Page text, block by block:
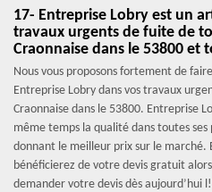
17- Entreprise Lobry est un
travaux urgents de fuite de
Craonnaise dans le 53800
Nous vous proposons fortement de
Entreprise Lobry dans vos travaux
Craonnaise dans le 53800. Entreprise
même temps la qualité dans toutes
donnant le meilleur prix sur le marché.
bénéficierez de votre devis gratuit
demander votre devis dès aujourd’hui